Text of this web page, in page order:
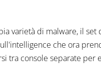
varietà di malware, il
che ora
tra console separate per